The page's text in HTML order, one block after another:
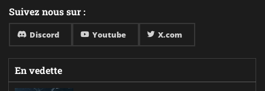
Suivez nous sur :
Discord Youtube X.com
En vedette